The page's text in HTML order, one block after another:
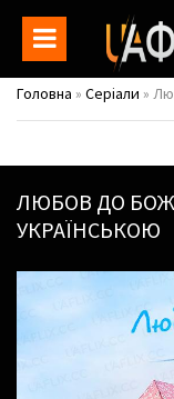
Головна » Серіали »
ЛЮБОВ ДО
УКРАЇНСЬКОЮ